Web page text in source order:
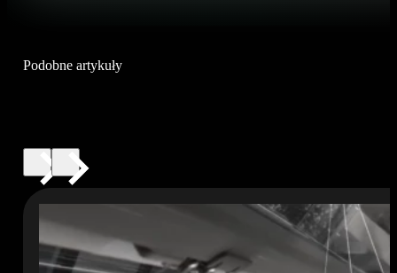
Podobne artykuły